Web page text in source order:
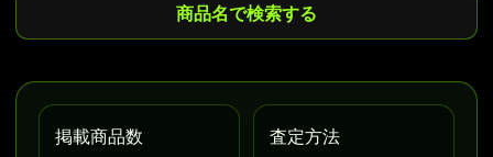
商品名で検索する
掲載商品数 査定方法